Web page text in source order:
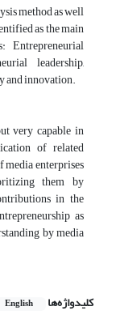
method as well
as the main
Entrepreneurial
leadership,
and innovation.
very capable in
of related
media enterprises
them by
in the
as
by media
کلیدواژه‌ها English